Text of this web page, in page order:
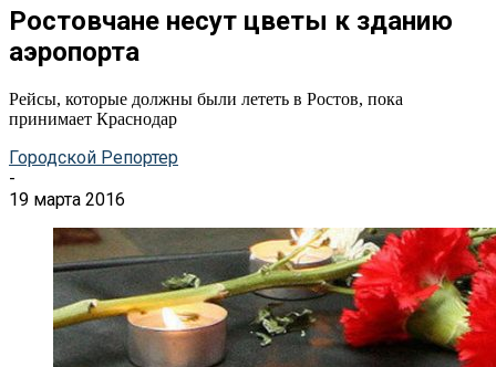
Ростовчане несут цветы к зданию
аэропорта
Рейсы, которые должны были лететь в Ростов, пока
принимает Краснодар
Городской Репортер
-
19 марта 2016